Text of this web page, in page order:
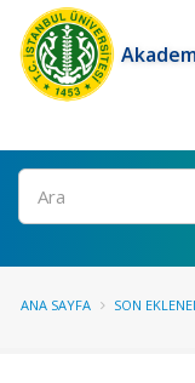
Ara
ANA SAYFA SON